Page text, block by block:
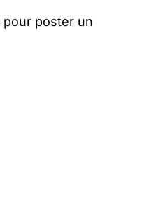
pour poster un